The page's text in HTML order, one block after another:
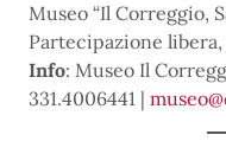
Museo “Il Correggio,
Partecipazione
Info: Museo Il
331.4006441 |